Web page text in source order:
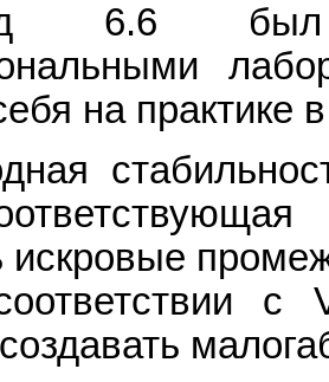
6.6
на практике
искровые